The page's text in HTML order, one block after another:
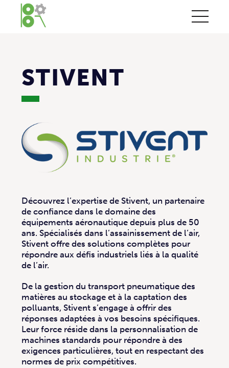
STIVENT
Découvrez l’expertise de Stivent, un partenaire
de confiance dans le domaine des
équipements aéronautique depuis plus de 50
ans. Spécialisés dans l’assainissement de l’air,
Stivent offre des solutions complètes pour
répondre aux défis industriels liés à la qualité
de l’air.
De la gestion du transport pneumatique des
matières au stockage et à la captation des
polluants, Stivent s’engage à offrir des
réponses adaptées à vos besoins spécifiques.
Leur force réside dans la personnalisation de
machines standards pour répondre à des
exigences particulières, tout en respectant des
normes de prix compétitives.